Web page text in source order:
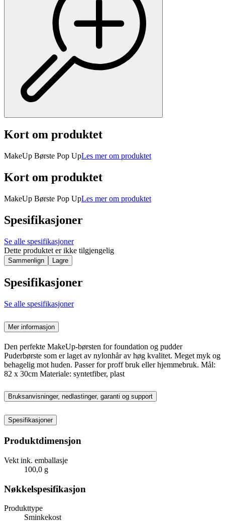
Kort om produktet
MakeUp Børste Pop UpLes mer om produktet
Kort om produktet
MakeUp Børste Pop UpLes mer om produktet
Spesifikasjoner
Se alle spesifikasjoner
Dette produktet er ikke tilgjengelig
Sammenlign Lagre
Spesifikasjoner
Se alle spesifikasjoner
Mer informasjon
Den perfekte MakeUp-børsten for foundation og pudder
Puderbørste som er laget av nylonhår av høg kvalitet. Meget myk og
behagelig mot huden. Passer for proff bruk eller hjemmebruk. Mål:
82 x 30cm Materiale: syntetfiber, plast
Bruksanvisninger, nedlastinger, garanti og support
Spesifikasjoner
Produktdimensjon
Vekt ink. emballasje
100,0 g
Nøkkelspesifikasjon
Produkttype
Sminkekost